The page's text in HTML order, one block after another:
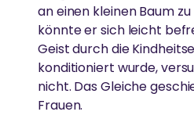
an einen kleinen Baum
könnte er sich leicht
Geist durch die
konditioniert wurde,
nicht. Das Gleiche
Frauen.